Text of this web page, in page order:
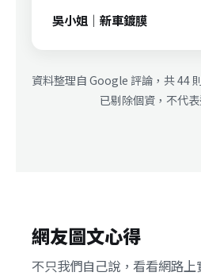
吳小姐｜新車鍍膜
資料整理自 Google 評論，共 44
已剔除個資，不代表
網友圖文心得
不只我們自己說，看看網路